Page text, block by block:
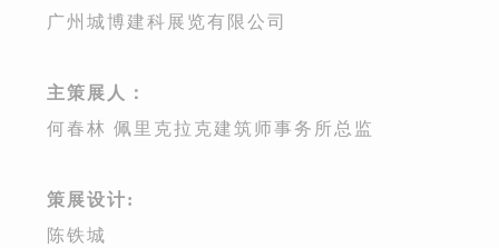
广州城博建科展览有限公司
主策展人：
何春林 佩里克拉克建筑师事务所总监
策展设计:
陈铁城